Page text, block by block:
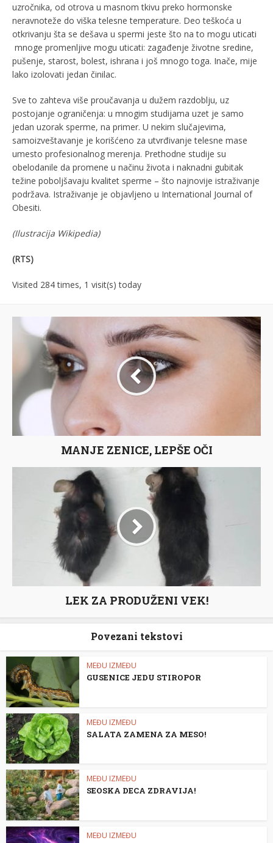
uzročnika, od otrova u masnom tkivu preko hormonske
neravnoteže do viška telesne temperature. Deo teškoća u
otkrivanju šta se dešava u spermi jeste što na to mogu uticati
mnoge promenljive mogu uticati: zagađenje životne sredine,
pušenje, starost, bolest, ishrana i još mnogo toga. Inače, mije
lako izolovati jedan činilac.
Sve to zahteva više proučavanja u dužem razdoblju, uz
postojanje ograničenja: u mnogim studijama uzet je samo
jedan uzorak sperme, na primer. U nekim slučajevima,
samoizveštavanje je korišćeno za utvrđivanje telesne mase
umesto profesionalnog merenja. Prethodne studije su
obelodanile da promene u načinu života i naknadni gubitak
težine poboljšavaju kvalitet sperme – što najnovije istraživanje
podržava. Istraživanje je objavljeno u International Journal of
Obesiti.
(Ilustracija Wikipedia)
(RTS)
Visited 284 times, 1 visit(s) today
MANJE ZENICE, LEPŠE OČI
LEK ZA PRODUŽENI VEK!
Povezani tekstovi
MEĐU IZMEĐU
GUSENICE JEDU STIROPOR
MEĐU IZMEĐU
SALATA ZAMENA ZA MESO!
MEĐU IZMEĐU
SEOSKA DECA ZDRAVIJA!
MEĐU IZMEĐU